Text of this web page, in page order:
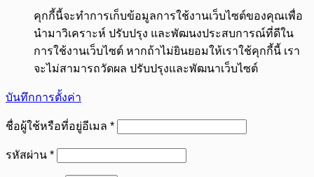
คุกกี้นี้จะทำการเก็บข้อมูลการใช้งานเว็บไซต์ของคุณเพื่อ
นำมาวิเคราะห์ ปรับปรุง และพัฒนงประสบการณ์ที่ดีใน
การใช้งานเว็บไซต์ หากถ้าไม่ยินยอมให้เราใช้คุกกี้นี้ เรา
จะไม่สามารถวัดผล ปรับปรุงและพัฒนาเว็บไซต์
บันทึกการตั้งค่า
ชื่อผู้ใช้หรือที่อยู่อีเมล *ต้องการ
รหัสผ่าน *ต้องการ